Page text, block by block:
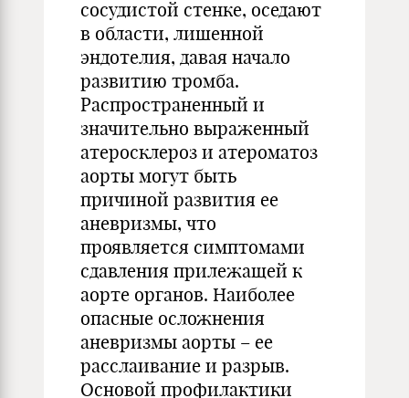
сосудистой стенке, оседают
в области, лишенной
эндотелия, давая начало
развитию тромба.
Распространенный и
значительно выраженный
атеросклероз и атероматоз
аорты могут быть
причиной развития ее
аневризмы, что
проявляется симптомами
сдавления прилежащей к
аорте органов. Наиболее
опасные осложнения
аневризмы аорты – ее
расслаивание и разрыв.
Основой профилактики